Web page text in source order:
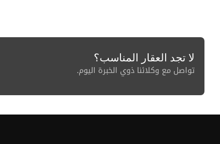
لا تجد العقار المناسب؟
تواصل مع وكلائنا ذوي الخبرة اليوم.